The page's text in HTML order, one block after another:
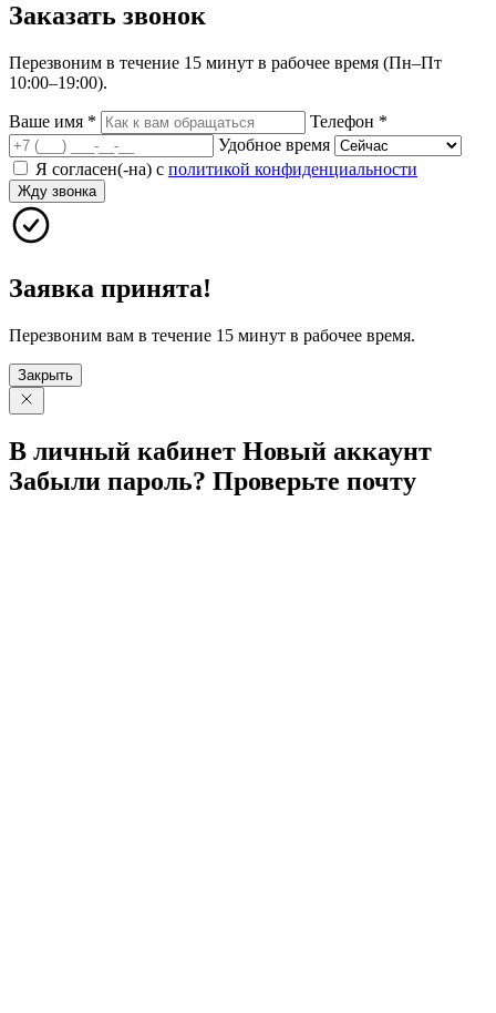
Заказать звонок
Перезвоним в течение 15 минут в рабочее время (Пн–Пт
10:00–19:00).
Ваше имя * Телефон *
Удобное время
Я согласен(-на) с политикой конфиденциальности
Жду звонка
Заявка принята!
Перезвоним вам в течение 15 минут в рабочее время.
Закрыть
В личный кабинет Новый аккаунт
Забыли пароль? Проверьте почту